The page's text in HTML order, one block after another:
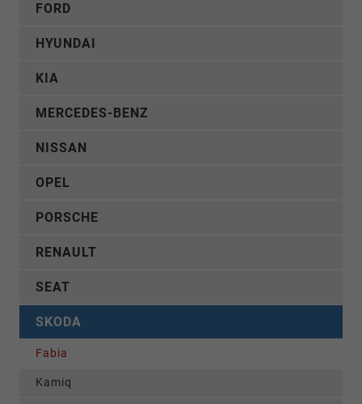
FORD
HYUNDAI
KIA
MERCEDES-BENZ
NISSAN
OPEL
PORSCHE
RENAULT
SEAT
SKODA
Fabia
Kamiq